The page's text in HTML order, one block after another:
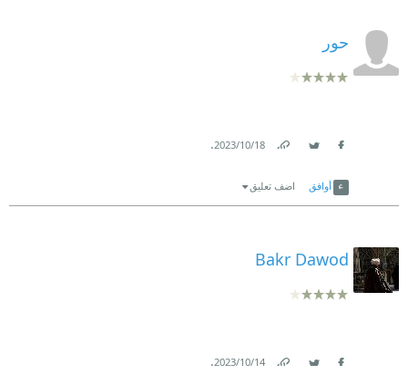
حور
18‏/10‏/2023
.
أوافق اضف تعليق
Bakr Dawod
14‏/10‏/2023
.